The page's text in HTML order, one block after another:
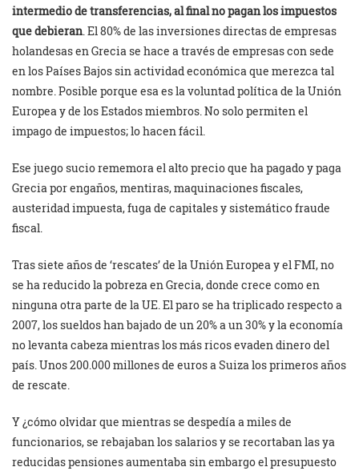
intermedio de transferencias, al final no pagan los impuestos
que debieran. El 80% de las inversiones directas de empresas
holandesas en Grecia se hace a través de empresas con sede
en los Países Bajos sin actividad económica que merezca tal
nombre. Posible porque esa es la voluntad política de la Unión
Europea y de los Estados miembros. No solo permiten el
impago de impuestos; lo hacen fácil.
Ese juego sucio rememora el alto precio que ha pagado y paga
Grecia por engaños, mentiras, maquinaciones fiscales,
austeridad impuesta, fuga de capitales y sistemático fraude
fiscal.
Tras siete años de ‘rescates’ de la Unión Europea y el FMI, no
se ha reducido la pobreza en Grecia, donde crece como en
ninguna otra parte de la UE. El paro se ha triplicado respecto a
2007, los sueldos han bajado de un 20% a un 30% y la economía
no levanta cabeza mientras los más ricos evaden dinero del
país. Unos 200.000 millones de euros a Suiza los primeros años
de rescate.
Y ¿cómo olvidar que mientras se despedía a miles de
funcionarios, se rebajaban los salarios y se recortaban las ya
reducidas pensiones aumentaba sin embargo el presupuesto